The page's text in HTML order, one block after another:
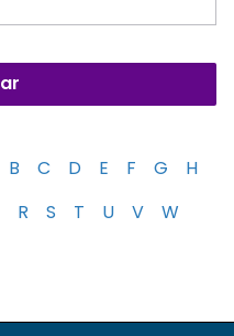
B C D E F G
H
R S T U V
W